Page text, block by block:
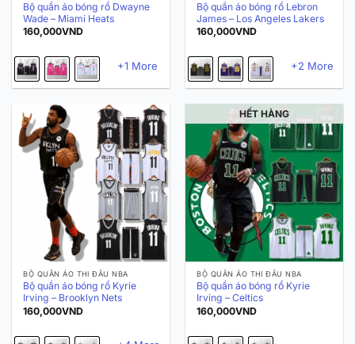
Bộ quần áo bóng rổ Dwayne
Wade – Miami Heats
160,000VND
+1 More
Bộ quần áo bóng rổ Lebron
James – Los Angeles Lakers
160,000VND
+2 More
BỘ QUẦN ÁO THI ĐẤU NBA
Bộ quần áo bóng rổ Kyrie
Irving – Brooklyn Nets
160,000VND
HẾT HÀNG
BỘ QUẦN ÁO THI ĐẤU NBA
Bộ quần áo bóng rổ Kyrie
Irving – Celtics
160,000VND